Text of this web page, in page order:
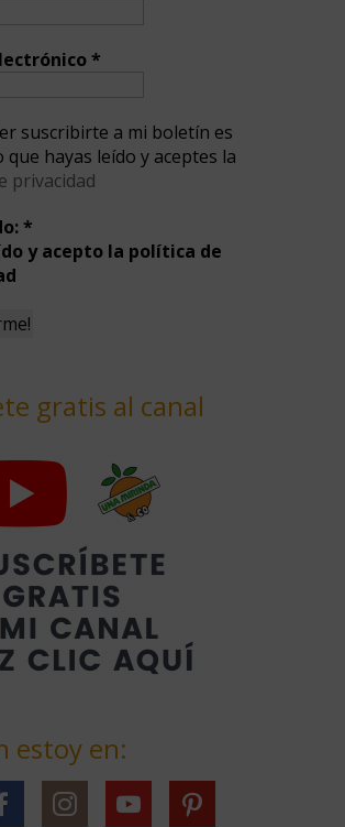
*
suscribirte a mi boletín es
que hayas leído y aceptes la
privacidad
*
y acepto la política de
gratis al canal
estoy en: